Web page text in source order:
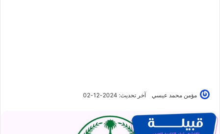
مؤمن محمد عيسي آخر تحديث: 2024-12-02